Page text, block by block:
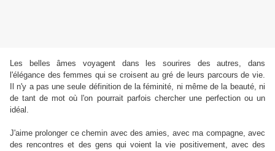
Les belles âmes voyagent dans les sourires des autres, dans
l'élégance des femmes qui se croisent au gré de leurs parcours de vie.
Il n'y a pas une seule définition de la féminité, ni même de la beauté, ni
de tant de mot où l'on pourrait parfois chercher une perfection ou un
idéal.
J'aime prolonger ce chemin avec des amies, avec ma compagne, avec
des rencontres et des gens qui voient la vie positivement, avec des